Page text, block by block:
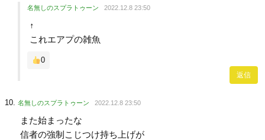
名無しのスプラトゥーン 2022.12.8 23:50
↑
これエアプの雑魚
0
返信
名無しのスプラトゥーン 2022.12.8 23:50
また始まったな
信者の強制こじつけ持ち上げが